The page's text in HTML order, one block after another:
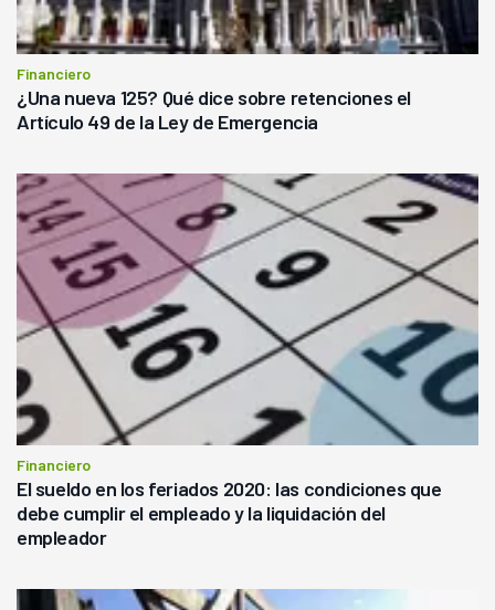
Financiero
¿Una nueva 125? Qué dice sobre retenciones el
Artículo 49 de la Ley de Emergencia
Financiero
El sueldo en los feriados 2020: las condiciones que
debe cumplir el empleado y la liquidación del
empleador